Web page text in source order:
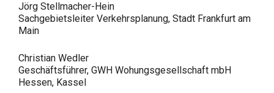
Jörg Stellmacher-Hein
Sachgebietsleiter Verkehrsplanung, Stadt Frankfurt am
Main
Christian Wedler
Geschäftsführer, GWH Wohungsgesellschaft mbH
Hessen, Kassel